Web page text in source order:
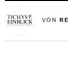
VON